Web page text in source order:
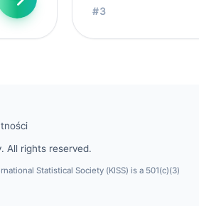
#3
All rights reserved.
Statistical Society (KISS) is a 501(c)(3)